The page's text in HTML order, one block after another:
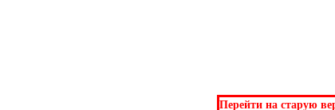
Перейти на старую